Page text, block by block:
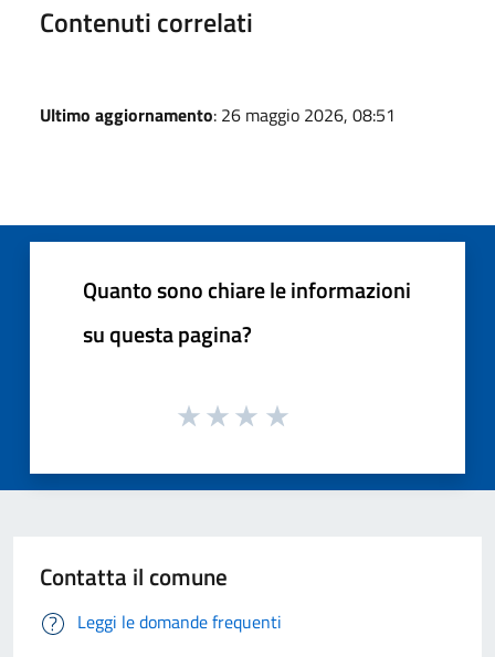
Contenuti correlati
Ultimo aggiornamento: 26 maggio 2026, 08:51
Quanto sono chiare le informazioni
su questa pagina?
Contatta il comune
Leggi le domande frequenti